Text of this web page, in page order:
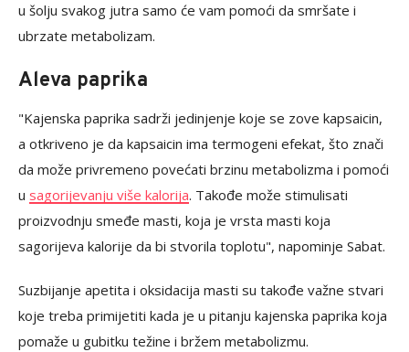
u šolju svakog jutra samo će vam pomoći da smršate i
ubrzate metabolizam.
Aleva paprika
"Kajenska paprika sadrži jedinjenje koje se zove kapsaicin,
a otkriveno je da kapsaicin ima termogeni efekat, što znači
da može privremeno povećati brzinu metabolizma i pomoći
u sagorijevanju više kalorija. Takođe može stimulisati
proizvodnju smeđe masti, koja je vrsta masti koja
sagorijeva kalorije da bi stvorila toplotu", napominje Sabat.
Suzbijanje apetita i oksidacija masti su takođe važne stvari
koje treba primijetiti kada je u pitanju kajenska paprika koja
pomaže u gubitku težine i bržem metabolizmu.